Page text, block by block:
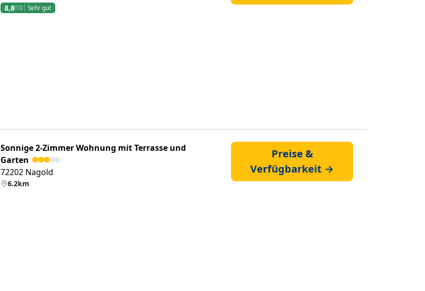
8,8/10 Sehr gut
Sonnige 2-Zimmer Wohnung mit Terrasse und
Garten
72202 Nagold
6.2km
Preise &
Verfügbarkeit →